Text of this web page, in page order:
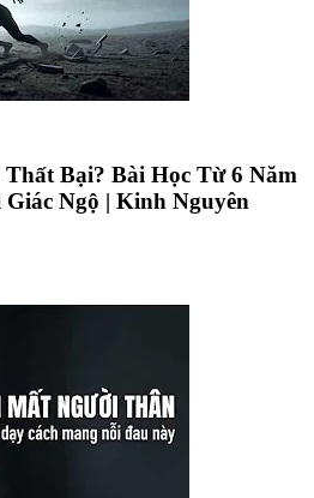
Bại? Bài Học Từ 6 Năm
Ngộ | Kinh Nguyên